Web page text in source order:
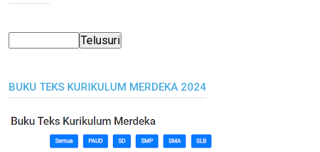
BUKU TEKS KURIKULUM MERDEKA 2024